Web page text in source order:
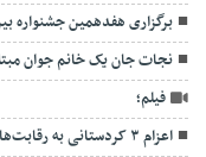
برگزاری هفدهمین جشنواره
نجات جان یک خانم جوان
فیلم؛
اعزام ۳ کردستانی به رقابت‌های بوکس قهرمانی تاشکند